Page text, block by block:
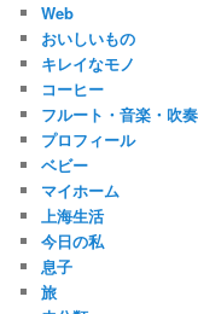
Web
おいしいもの
キレイなモノ
コーヒー
フルート・音楽・吹
プロフィール
ベビー
マイホーム
上海生活
今日の私
息子
旅